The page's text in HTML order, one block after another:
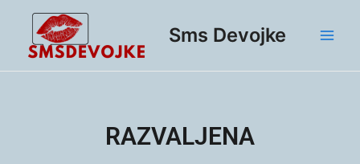
content
Sms Devojke
RAZVALJENA